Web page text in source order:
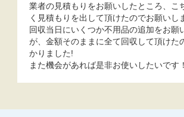
業者の見積もりをお願いしたところ、こ
く見積もりを出して頂けたのでお願いし
回収当日にいくつか不用品の追加をお願
が、金額そのままに全て回収して頂けた
かりました!
また機会があれば是非お使いしたいです！